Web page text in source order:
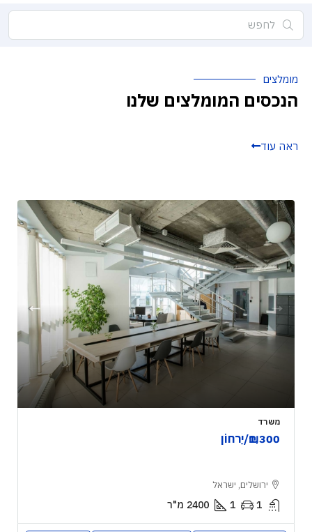
מומלצים
הנכסים המומלצים שלנו
ראה עוד
וילה
₪320,000
חיפה, ישראל
4
3
2
3100